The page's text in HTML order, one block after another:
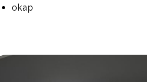
okap